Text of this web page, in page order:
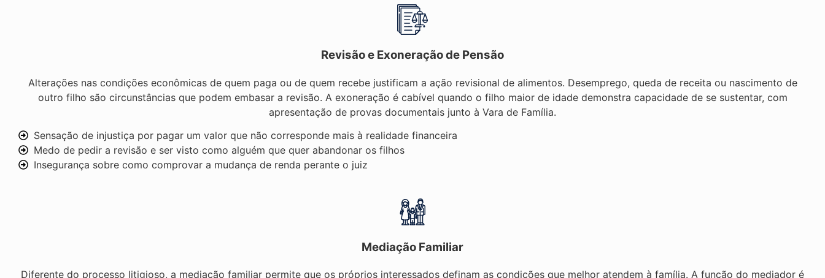
Revisão e Exoneração de Pensão
Alterações nas condições econômicas de quem paga ou de quem recebe justificam a ação revisional de alimentos. Desemprego, queda de receita ou nascimento de
outro filho são circunstâncias que podem embasar a revisão. A exoneração é cabível quando o filho maior de idade demonstra capacidade de se sustentar, com
apresentação de provas documentais junto à Vara de Família.
Sensação de injustiça por pagar um valor que não corresponde mais à realidade financeira
Medo de pedir a revisão e ser visto como alguém que quer abandonar os filhos
Insegurança sobre como comprovar a mudança de renda perante o juiz
Mediação Familiar
Diferente do processo litigioso, a mediação familiar permite que os próprios interessados definam as condições que melhor atendem à família. A função do mediador é